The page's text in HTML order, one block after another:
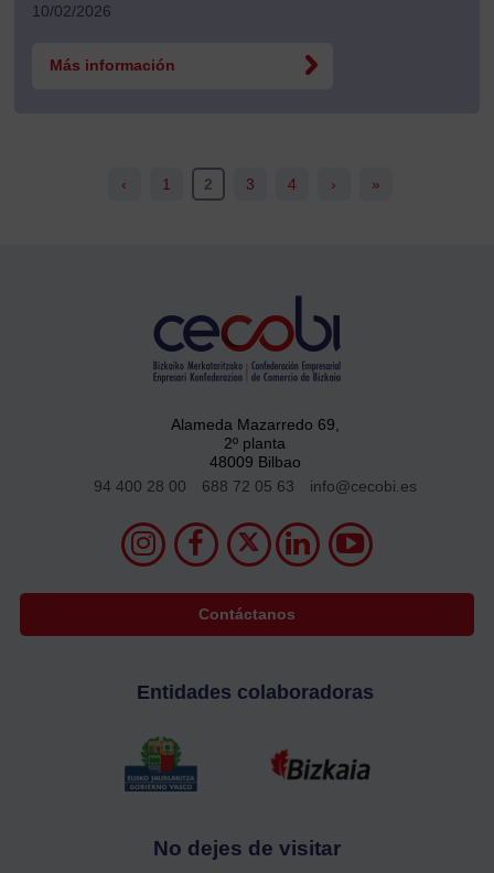
10/02/2026
Más información
‹ 1 2 3 4 › »
Alameda Mazarredo 69,
2º planta
48009 Bilbao
94 400 28 00
688 72 05 63 info@cecobi.es
Contáctanos
Entidades colaboradoras
No dejes de visitar